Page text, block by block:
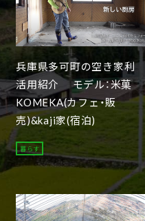
兵庫県多可町の空き家利
活用紹介 モデル：米菓
KOMEKA(カフェ・販
売)&kaji家(宿泊)
暮らす